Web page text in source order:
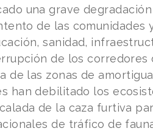
una grave
de las comunidades
sanidad,
de los corredores
de las zonas de
han debilitado los
de la caza furtiva
de tráfico de